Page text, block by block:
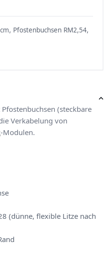
Pfostenbuchsen RM2,54,
(steckbare
Verkabelung von
-Modulen.
(dünne, flexible Litze nach